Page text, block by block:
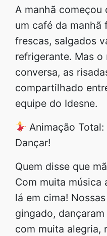
A manhã começou
um café da
frescas, salgados
refrigerante. Mas
conversa, as
compartilhado
equipe do Idesne.
Animação
Dançar!
Quem disse que
Com muita música
lá em cima!
gingado,
com muita alegria,